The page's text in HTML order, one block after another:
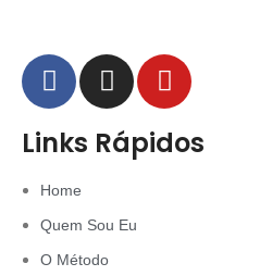
Links Rápidos
Home
Quem Sou Eu
O Método